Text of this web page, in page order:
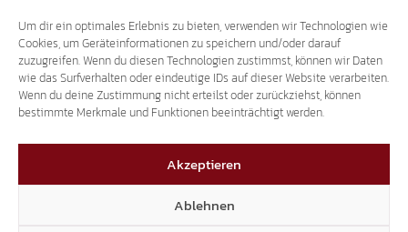
Um dir ein optimales Erlebnis zu bieten, verwenden wir Technologien wie
Cookies, um Geräteinformationen zu speichern und/oder darauf
zuzugreifen. Wenn du diesen Technologien zustimmst, können wir Daten
wie das Surfverhalten oder eindeutige IDs auf dieser Website verarbeiten.
Wenn du deine Zustimmung nicht erteilst oder zurückziehst, können
bestimmte Merkmale und Funktionen beeinträchtigt werden.
Akzeptieren
Ablehnen
Threads
3.401
YouTube